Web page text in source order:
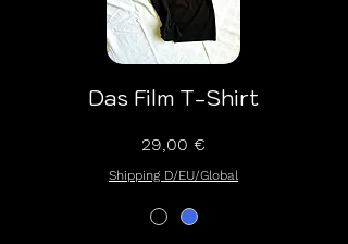
Das Film T-Shirt
Preis
29,00 €
Shipping D/EU/Global